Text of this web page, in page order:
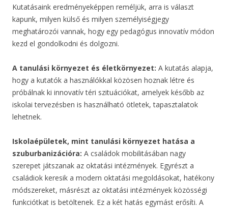
Kutatásaink eredményeképpen reméljük, arra is választ
kapunk, milyen külső és milyen személyiségjegy
meghatározói vannak, hogy egy pedagógus innovatív módon
kezd el gondolkodni és dolgozni.
A tanulási környezet és életkörnyezet: A kutatás alapja,
hogy a kutatók a használókkal közösen hoznak létre és
próbálnak ki innovatív téri szituációkat, amelyek később az
iskolai tervezésben is használható ötletek, tapasztalatok
lehetnek.
Iskolaépületek, mint tanulási környezet hatása a
szuburbanizációra: A családok mobilitásában nagy
szerepet játszanak az oktatási intézmények. Egyrészt a
családiok keresik a modern oktatási megoldásokat, hatékony
módszereket, másrészt az oktatási intézmények közösségi
funkciótkat is betöltenek. Ez a két hatás egymást erősíti. A